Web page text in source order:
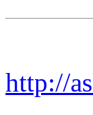
http://